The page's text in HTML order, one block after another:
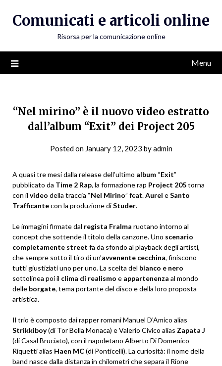
Comunicati e articoli online
Risorsa per la comunicazione online
Menu
“Nel mirino” è il nuovo video estratto
dall’album “Exit” dei Project 205
Posted on January 12, 2023 byadmin
A quasi tre mesi dalla release dell’ultimo album “Exit”
pubblicato da Time 2 Rap, la formazione rap Project 205torna
con il video della traccia “Nel Mirino” feat.Aurel eSanto
Trafficantecon la produzione diStuder.
Le immagini firmate dal regista Fralma ruotano intorno al
concept che sottende il titolo della canzone. Uno scenario
completamente street fa da sfondo al playback degli artisti,
che sempre sotto il tiro di un’avvenente cecchina, finiscono
tutti giustiziati uno per uno. La scelta del bianco e nero
sottolinea poi il clima di realismo e appartenenza al mondo
delle borgate, tema portante del disco e della loro proposta
artistica.
Il trio è composto dai rapper romani Manuel D’Amico alias
Strikkiboy(di Tor Bella Monaca) e Valerio Civico alias Zapata J
(di Casal Bruciato), con il napoletano Alberto Di Domenico
Riquetti alias Haen MC(di Ponticelli). La curiosità: il nomedella
band nasce dalla distanza in chilometri che separa il Rione